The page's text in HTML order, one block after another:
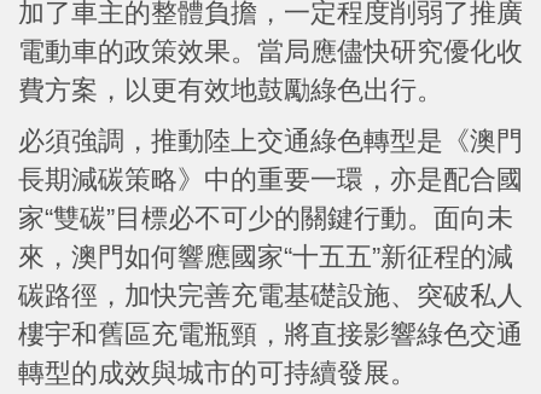
加了車主的整體負擔，一定程度削弱了推廣
電動車的政策效果。當局應儘快研究優化收
費方案，以更有效地鼓勵綠色出行。
必須強調，推動陸上交通綠色轉型是《澳門
長期減碳策略》中的重要一環，亦是配合國
家“雙碳”目標必不可少的關鍵行動。面向未
來，澳門如何響應國家“十五五”新征程的減
碳路徑，加快完善充電基礎設施、突破私人
樓宇和舊區充電瓶頸，將直接影響綠色交通
轉型的成效與城市的可持續發展。